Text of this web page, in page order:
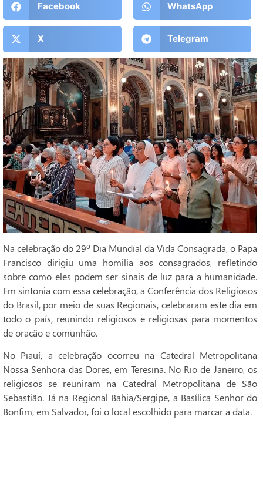
Facebook WhatsApp
X Telegram
Na celebração do 29º Dia Mundial da Vida Consagrada, o Papa
Francisco dirigiu uma homilia aos consagrados, refletindo
sobre como eles podem ser sinais de luz para a humanidade.
Em sintonia com essa celebração, a Conferência dos Religiosos
do Brasil, por meio de suas Regionais, celebraram este dia em
todo o país, reunindo religiosos e religiosas para momentos
de oração e comunhão.
No Piauí, a celebração ocorreu na Catedral Metropolitana
Nossa Senhora das Dores, em Teresina. No Rio de Janeiro, os
religiosos se reuniram na Catedral Metropolitana de São
Sebastião. Já na Regional Bahia/Sergipe, a Basílica Senhor do
Bonfim, em Salvador, foi o local escolhido para marcar a data.